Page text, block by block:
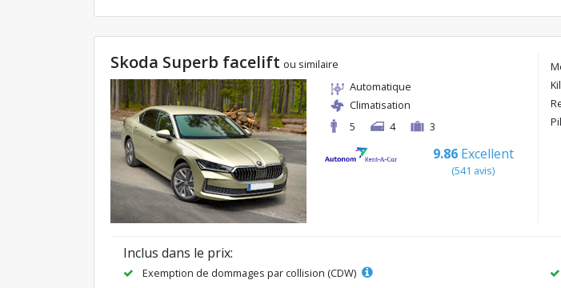
Skoda Superb facelift ou similaire
Automatique
Climatisation
5
4 3
9.86 Excellent
(541 avis)
Inclus dans le prix:
Exemption de dommages par collision (CDW)